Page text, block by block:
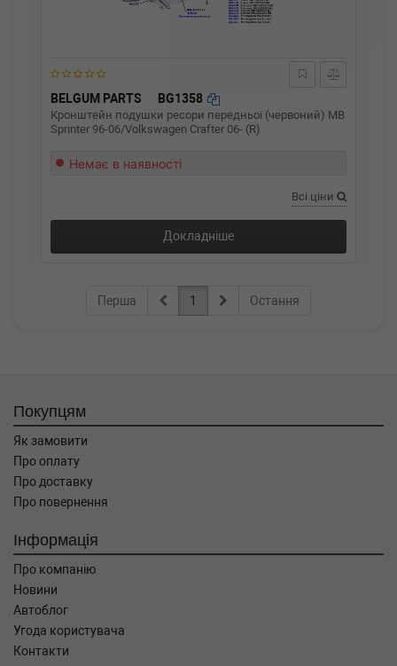
BELGUM PARTS BG1358
Кронштейн подушки ресори передньої (червоний) MB
Sprinter 96-06/Volkswagen Crafter 06- (R)
Немає в наявності
Всі ціни
Докладніше
Перша 1 Остання
Покупцям
Як замовити
Про оплату
Про доставку
Про повернення
Інформація
Про компанію
Новини
Автоблог
Угода користувача
Контакти